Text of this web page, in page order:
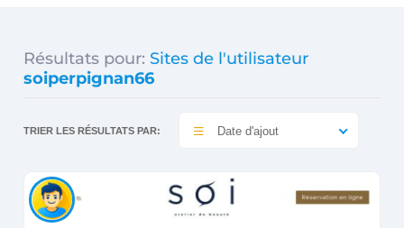
Résultats pour: Sites de l'utilisateur
soiperpignan66
TRIER LES RÉSULTATS PAR: Date d'ajout